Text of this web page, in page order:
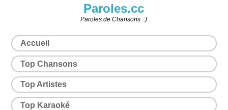
Paroles.cc
Paroles de Chansons :)
Accueil
Top Chansons
Top Artistes
Top Karaoké